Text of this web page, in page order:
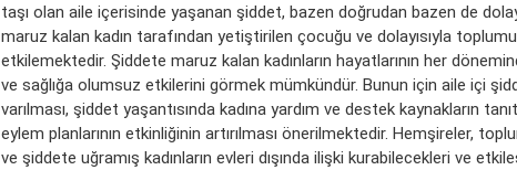
taşı olan aile içerisinde yaşanan şiddet, bazen doğrudan bazen de
maruz kalan kadın tarafından yetiştirilen çocuğu ve dolayısıyla
etkilemektedir. Şiddete maruz kalan kadınların hayatlarının her
ve sağlığa olumsuz etkilerini görmek mümkündür. Bunun için aile içi
varılması, şiddet yaşantısında kadına yardım ve destek kaynakların
eylem planlarının etkinliğinin artırılması önerilmektedir. Hemşireler,
ve şiddete uğramış kadınların evleri dışında ilişki kurabilecekleri ve